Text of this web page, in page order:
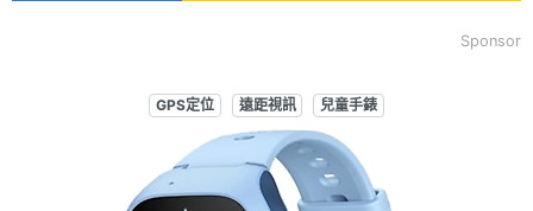
Sponsor
GPS定位 遠距視訊 兒童手錶